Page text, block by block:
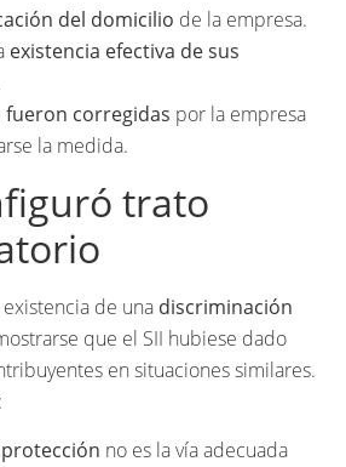
del domicilio de la empresa.
existencia efectiva de sus
fueron corregidas por la empresa
la medida.
trato
de una discriminación
que el SII hubiese dado
en situaciones similares.
no es la vía adecuada